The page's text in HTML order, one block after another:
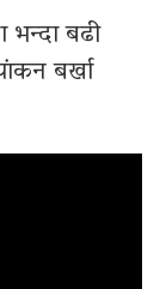
बढी
बर्खा